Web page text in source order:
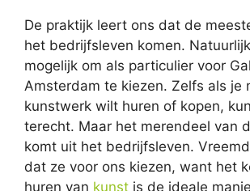
De praktijk leert ons dat de
het bedrijfsleven komen.
mogelijk om als particulier voor
Amsterdam te kiezen. Zelfs als je
kunstwerk wilt huren of kopen,
terecht. Maar het merendeel van
komt uit het bedrijfsleven.
dat ze voor ons kiezen, want het
huren van kunst is de ideale